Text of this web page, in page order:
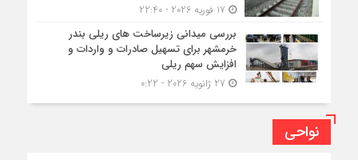
بررسی میدانی زیرساخت های ریلی بندر
خرمشهر برای تسهیل صادرات و واردات و
افزایش سهم ریلی
نواحی